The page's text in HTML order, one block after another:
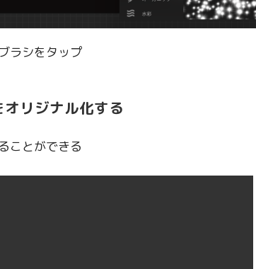
ラシをタップ
リジナル化する
ことができる